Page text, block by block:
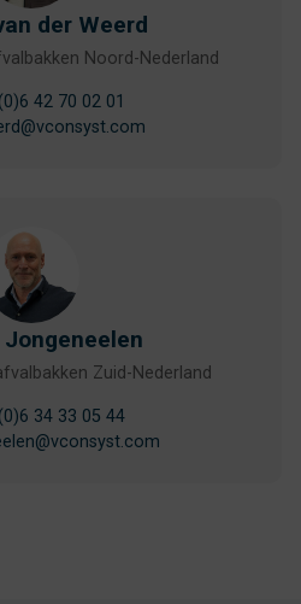
der Weerd
Noord-Nederland
42 70 02 01
Zuid-Nederland
34 33 05 44